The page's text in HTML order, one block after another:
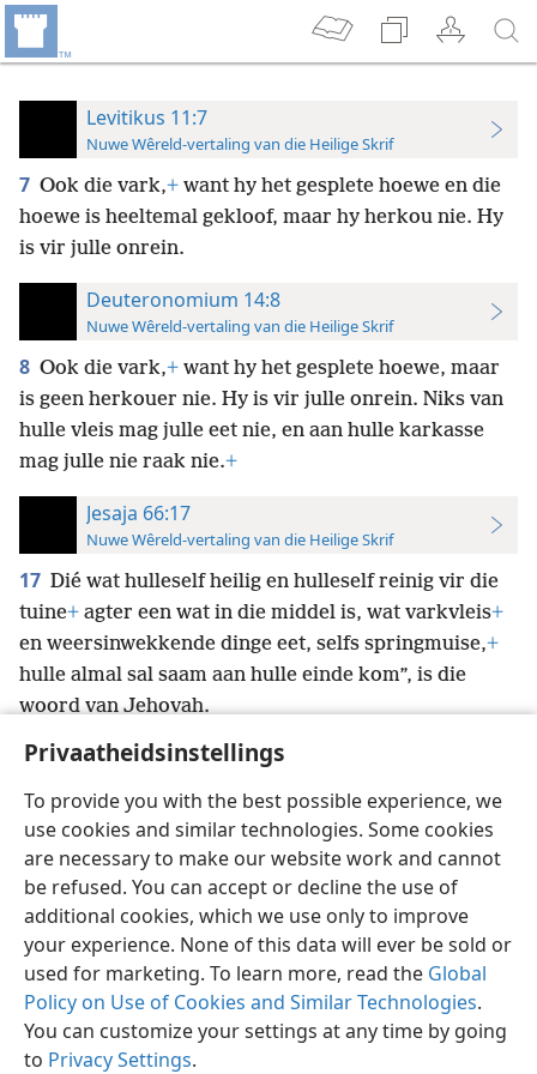
Privaatheidsinstellings
To provide you with the best possible experience, we
use cookies and similar technologies. Some cookies
are necessary to make our website work and cannot
be refused. You can accept or decline the use of
additional cookies, which we use only to improve
your experience. None of this data will ever be sold or
used for marketing. To learn more, read the Global
Policy on Use of Cookies and Similar Technologies.
You can customize your settings at any time by going
to Privacy Settings.
Levitikus 11:7
Nuwe Wêreld-vertaling van die Heilige Skrif
7 Ook die vark,+ want hy het gesplete hoewe en die
hoewe is heeltemal gekloof, maar hy herkou nie. Hy
is vir julle onrein.
Deuteronomium 14:8
Nuwe Wêreld-vertaling van die Heilige Skrif
8 Ook die vark,+ want hy het gesplete hoewe, maar
is geen herkouer nie. Hy is vir julle onrein. Niks van
hulle vleis mag julle eet nie, en aan hulle karkasse
mag julle nie raak nie.+
Jesaja 66:17
Nuwe Wêreld-vertaling van die Heilige Skrif
17 Dié wat hulleself heilig en hulleself reinig vir die
tuine+ agter een wat in die middel is, wat varkvleis+
en weersinwekkende dinge eet, selfs springmuise,+
hulle almal sal saam aan hulle einde kom”, is die
woord van Jehovah.
Afrikaans Voorkeure
Copyright© 2026 Watch Tower Bible and Tract Society of Pennsylvania
Gebruiksvoorwaardes Privaatheidsbeleid
Privaatheidsinstellings
Meld aan